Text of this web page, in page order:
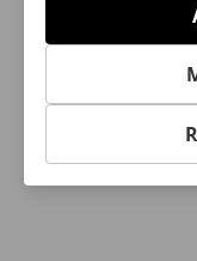
Las cookies, los
identificadores
ej., los
los
identificadores
información
navegador, el
tecnologías
o leerse en tu